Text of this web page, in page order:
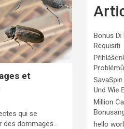
et
qui se
des dommages…
Bonus Di
Requisiti
Problémů
Und Wie
Million
hello